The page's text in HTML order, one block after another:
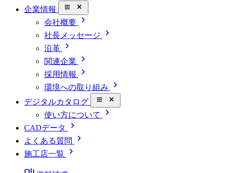
企業情報 close_small
会社概要 chevron_right
社長メッセージ chevron_right
沿革 chevron_right
関連企業 chevron_right
採用情報 chevron_right
環境への取り組み chevron_right
デジタルカタログ close_small
使い方について chevron_right
CADデータ chevron_right
よくある質問 chevron_right
施工店一覧
chevron_right